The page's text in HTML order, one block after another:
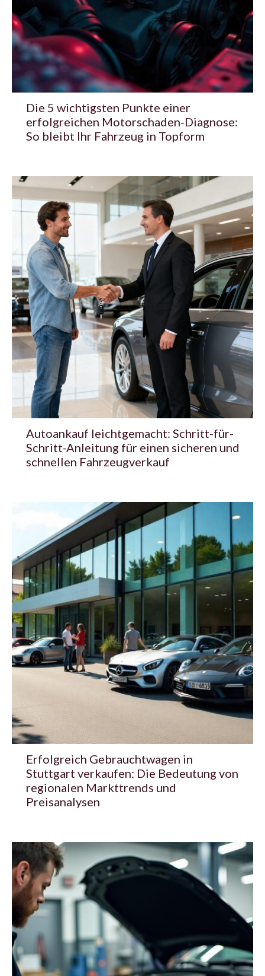
Die 5 wichtigsten Punkte einer
erfolgreichen Motorschaden-Diagnose:
So bleibt Ihr Fahrzeug in Topform
Autoankauf leichtgemacht: Schritt-für-
Schritt-Anleitung für einen sicheren und
schnellen Fahrzeugverkauf
Erfolgreich Gebrauchtwagen in
Stuttgart verkaufen: Die Bedeutung von
regionalen Markttrends und
Preisanalysen